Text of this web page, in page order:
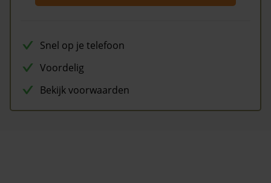
Snel op je telefoon
Voordelig
Bekijk voorwaarden